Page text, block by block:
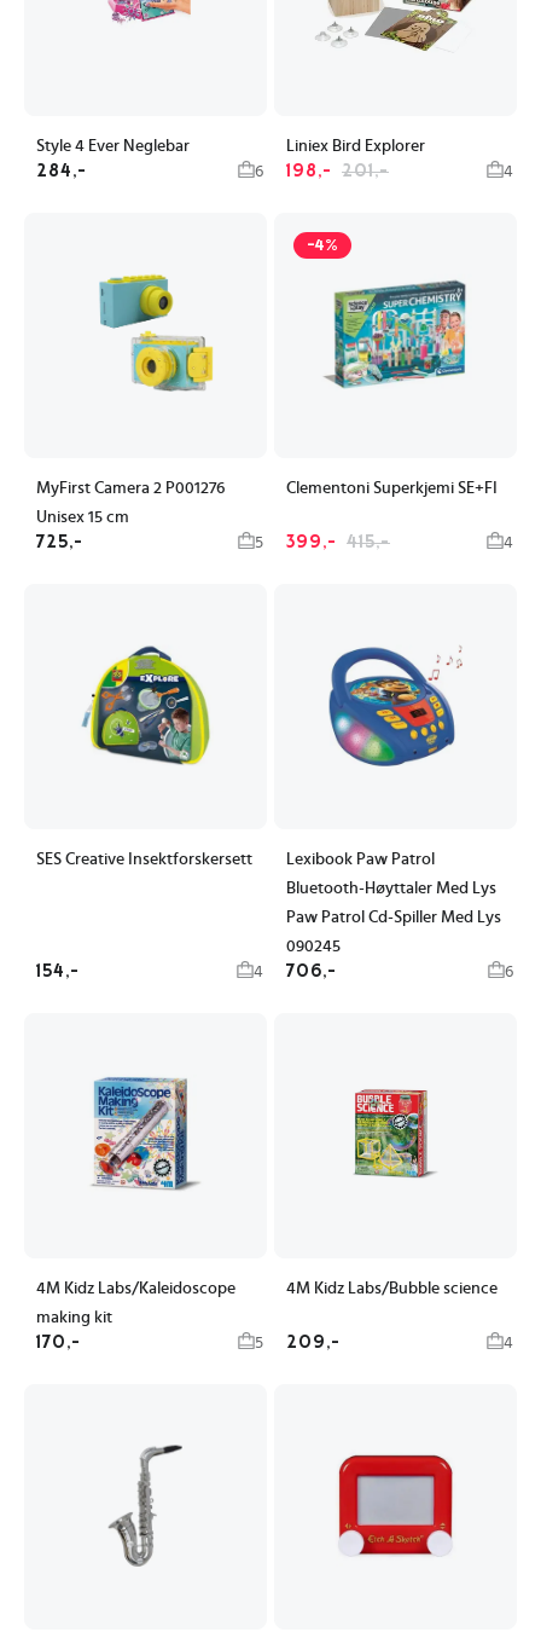
Style 4 Ever Neglebar
284,- 6
Liniex Bird Explorer
198,- 201,- 4
MyFirst Camera 2 P001276
Unisex 15 cm
725,- 5
-4%
Clementoni Superkjemi SE+FI
399,- 415,- 4
SES Creative Insektforskersett
154,- 4
Lexibook Paw Patrol
Bluetooth-Høyttaler Med Lys
Paw Patrol Cd-Spiller Med Lys
090245
706,- 6
4M Kidz Labs/Kaleidoscope
making kit
170,- 5
4M Kidz Labs/Bubble science
209,- 4